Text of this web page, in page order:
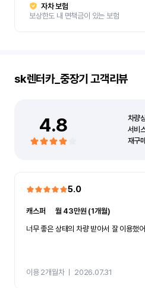
자차 보험
보상한도 내 면책금이 있는 보험
sk렌터카_중장기 고객리뷰
4.8 차량
서비
재구
5.0
캐스퍼
월 43만원 (1개월)
너무 좋은 상태의 차량 받아서 잘 이용했
이용 2개월차ㅣ 2026.07.31